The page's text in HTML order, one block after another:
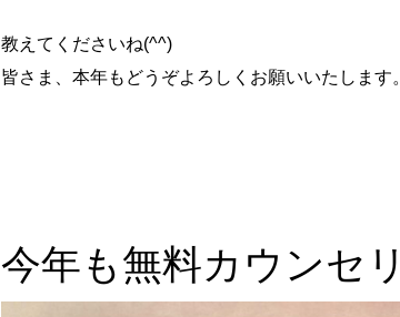
教えてくださいね(^^)
皆さま、本年もどうぞよろしくお願いいたします。
今年も無料カウンセ